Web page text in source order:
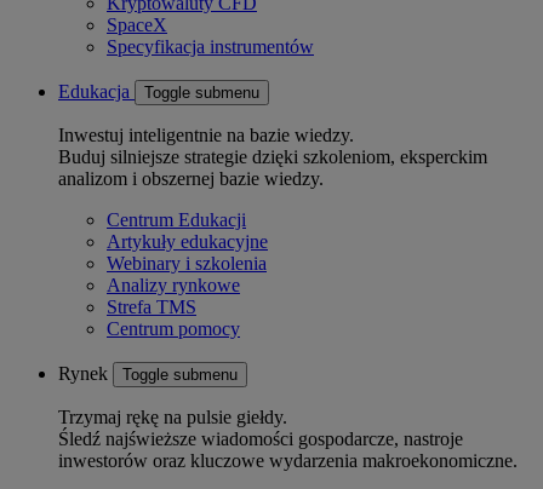
SpaceX
Specyfikacja instrumentów
Edukacja Toggle submenu
Inwestuj inteligentnie na bazie wiedzy.
Buduj silniejsze strategie dzięki szkoleniom, eksperckim
analizom i obszernej bazie wiedzy.
Centrum Edukacji
Artykuły edukacyjne
Webinary i szkolenia
Analizy rynkowe
Strefa TMS
Centrum pomocy
Rynek Toggle submenu
Trzymaj rękę na pulsie giełdy.
Śledź najświeższe wiadomości gospodarcze, nastroje
inwestorów oraz kluczowe wydarzenia makroekonomiczne.